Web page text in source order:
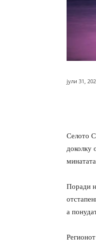
јули 31,
Селото
доколку
Поради
а